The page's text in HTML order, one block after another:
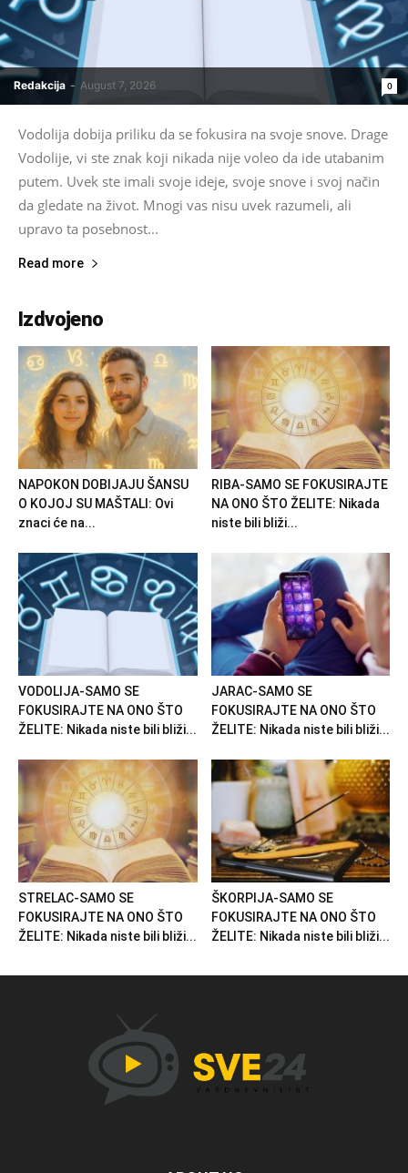
Redakcija - August 7, 2026 0
Vodolija dobija priliku da se fokusira na svoje snove. Drage
Vodolije, vi ste znak koji nikada nije voleo da ide utabanim
putem. Uvek ste imali svoje ideje, svoje snove i svoj način
da gledate na život. Mnogi vas nisu uvek razumeli, ali
upravo ta posebnost...
Read more
Izdvojeno
NAPOKON DOBIJAJU ŠANSU
O KOJOJ SU MAŠTALI: Ovi
znaci će na...
RIBA-SAMO SE FOKUSIRAJTE
NA ONO ŠTO ŽELITE: Nikada
niste bili bliži...
VODOLIJA-SAMO SE
FOKUSIRAJTE NA ONO ŠTO
ŽELITE: Nikada niste bili bliži...
JARAC-SAMO SE
FOKUSIRAJTE NA ONO ŠTO
ŽELITE: Nikada niste bili bliži...
STRELAC-SAMO SE
FOKUSIRAJTE NA ONO ŠTO
ŽELITE: Nikada niste bili bliži...
ŠKORPIJA-SAMO SE
FOKUSIRAJTE NA ONO ŠTO
ŽELITE: Nikada niste bili bliži...